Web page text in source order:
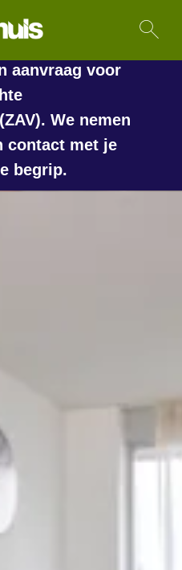
de homepage
we
aanvraag voor
We nemen
contact met je
begrip.